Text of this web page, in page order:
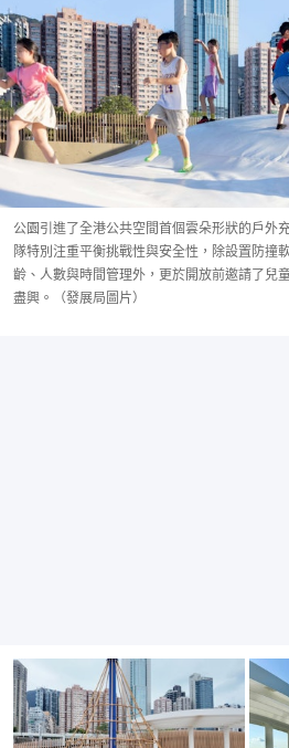
公園引進了全港公共空間首個雲朵形狀的戶外
隊特別注重平衡挑戰性與安全性，除設置防撞
齡、人數與時間管理外，更於開放前邀請了兒
盡興。（發展局圖片）